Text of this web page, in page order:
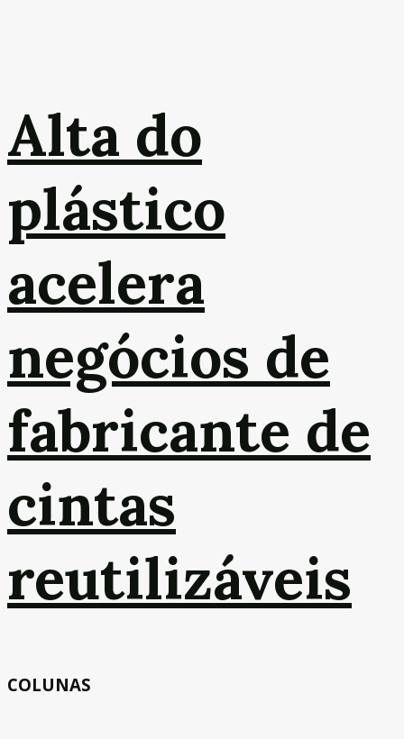
Alta do
plástico
acelera
negócios de
fabricante de
cintas
reutilizáveis
COLUNAS